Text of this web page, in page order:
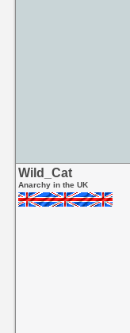
Wild_Cat
Anarchy in the UK